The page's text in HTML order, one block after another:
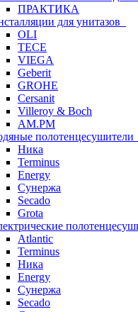
ПРАКТИКА
для унитазов
OLI
TECE
VIEGA
Geberit
GROHE
Cersanit
Villeroy & Boch
AM.PM
полотенцесушители
Ника
Terminus
Energy
Сунержа
Secado
Grota
Atlantic
Terminus
Ника
Energy
Сунержа
Secado